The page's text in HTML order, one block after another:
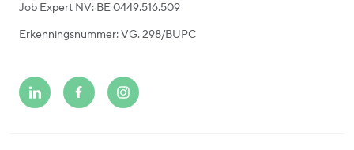
Job Expert NV: BE 0449.516.509
Erkenningsnummer: VG. 298/BUPC